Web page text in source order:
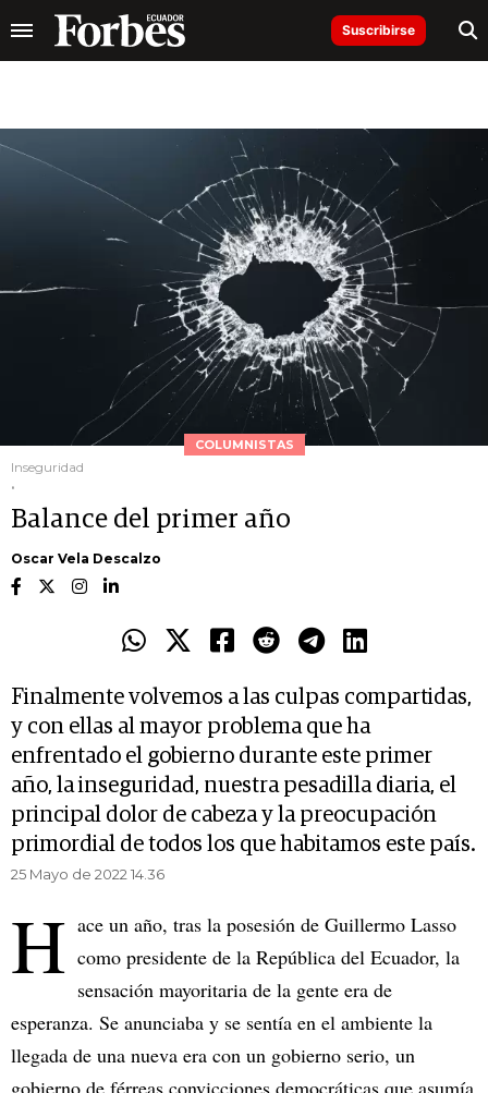
Suscribirse
COLUMNISTAS
Inseguridad
.
Balance del primer año
Oscar Vela Descalzo
Finalmente volvemos a las culpas compartidas,
y con ellas al mayor problema que ha
enfrentado el gobierno durante este primer
año, la inseguridad, nuestra pesadilla diaria, el
principal dolor de cabeza y la preocupación
primordial de todos los que habitamos este país.
25 Mayo de 2022 14.36
H ace un año, tras la posesión de Guillermo Lasso
como presidente de la República del Ecuador, la
sensación mayoritaria de la gente era de
esperanza. Se anunciaba y se sentía en el ambiente la
llegada de una nueva era con un gobierno serio, un
gobierno de férreas convicciones democráticas que asumía